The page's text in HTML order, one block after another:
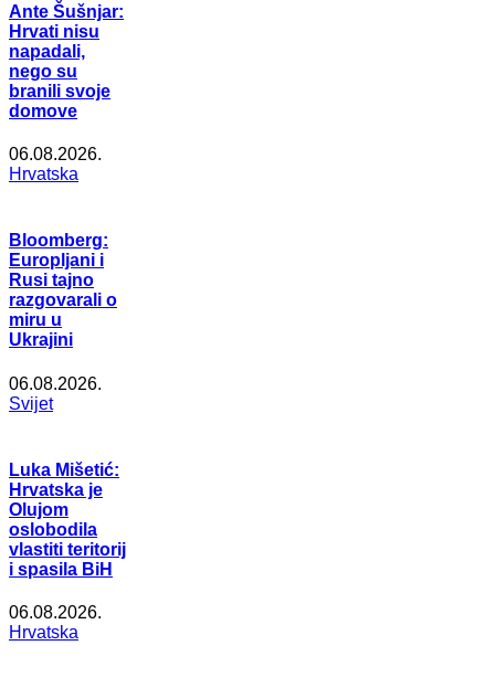
Ante Šušnjar:
Hrvati nisu
napadali,
nego su
branili svoje
domove
06.08.2026.
Hrvatska
Bloomberg:
Europljani i
Rusi tajno
razgovarali o
miru u
Ukrajini
06.08.2026.
Svijet
Luka Mišetić:
Hrvatska je
Olujom
oslobodila
vlastiti teritorij
i spasila BiH
06.08.2026.
Hrvatska